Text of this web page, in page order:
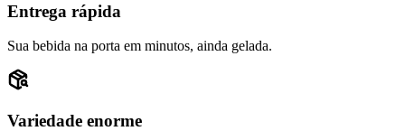
Entrega rápida
Sua bebida na porta em minutos, ainda gelada.
Variedade enorme